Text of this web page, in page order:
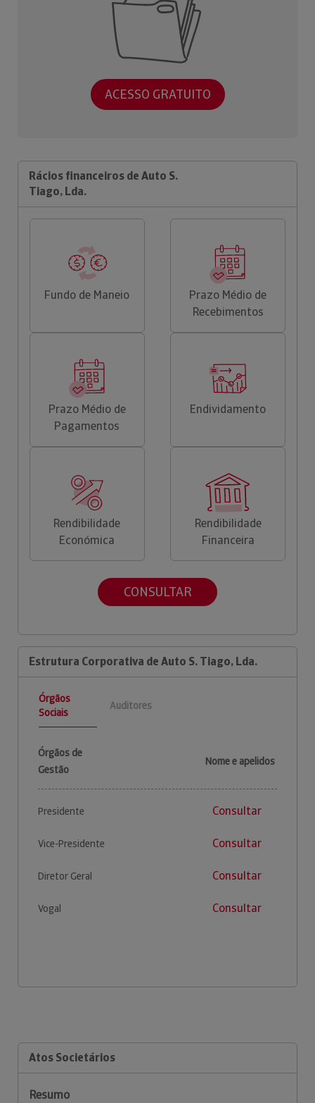
ACESSO GRATUITO
Rácios financeiros de Auto S.
Tiago, Lda.
Fundo de Maneio
Prazo Médio de
Recebimentos
Prazo Médio de
Pagamentos
Endividamento
Rendibilidade
Económica
Rendibilidade
Financeira
CONSULTAR
Estrutura Corporativa de Auto S. Tiago, Lda.
Órgãos
Sociais
Auditores
Órgãos de
Gestão
Nome e apelidos
Presidente Consultar
Vice-Presidente Consultar
Diretor Geral Consultar
Vogal Consultar
Atos Societários
Resumo